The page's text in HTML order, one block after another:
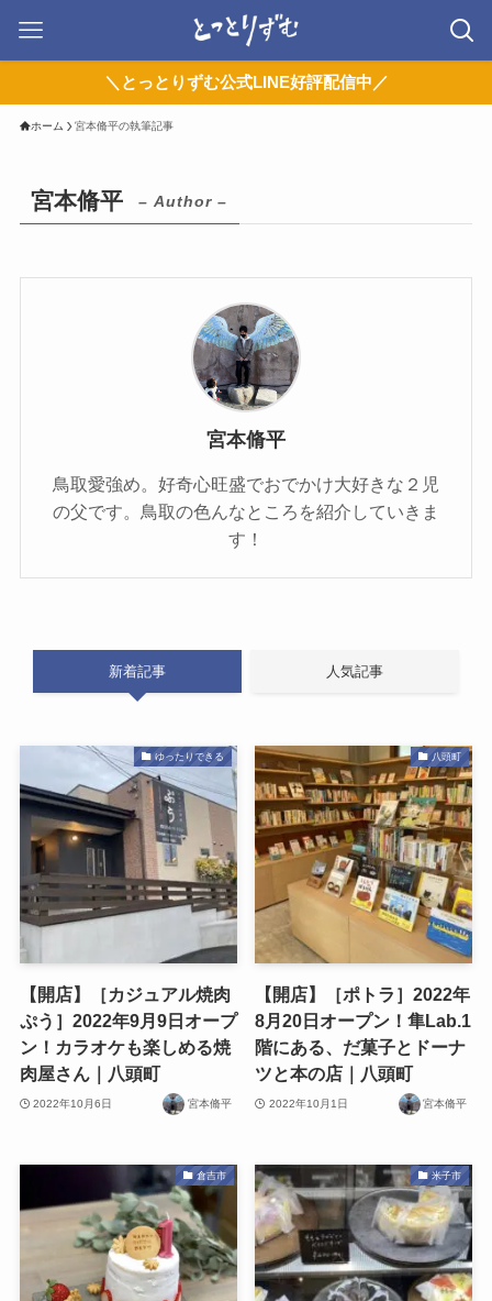
＼とっとりずむ公式LINE好評配信中／
ホーム 宮本脩平の執筆記事
宮本脩平 – Author –
宮本脩平
鳥取愛強め。好奇心旺盛でおでかけ大好きな２児
の父です。鳥取の色んなところを紹介していきま
す！
新着記事 人気記事
ゆったりできる
【開店】［カジュアル焼肉
ぷう］2022年9月9日オープ
ン！カラオケも楽しめる焼
肉屋さん｜八頭町
2022年10月6日 宮本脩平
八頭町
【開店】［ポトラ］2022年
8月20日オープン！隼Lab.1
階にある、だ菓子とドーナ
ツと本の店｜八頭町
2022年10月1日 宮本脩平
倉吉市 米子市